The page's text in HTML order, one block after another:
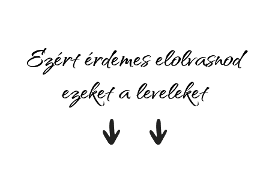
Ezért érdemes elolvasnod
ezeket a leveleket